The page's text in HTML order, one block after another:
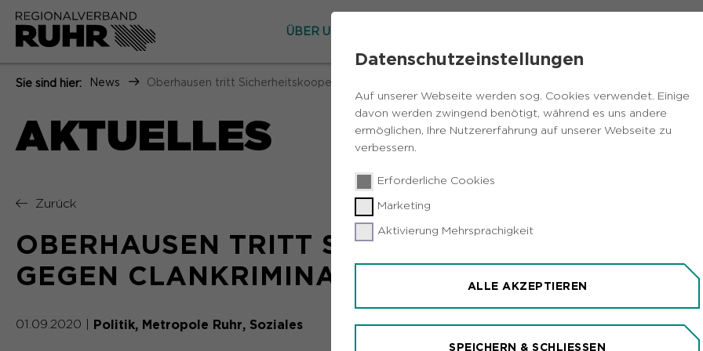
Datenschutzeinstellungen
Auf unserer Webseite werden sog. Cookies verwendet. Einige
davon werden zwingend benötigt, während es uns andere
ermöglichen, Ihre Nutzererfahrung auf unserer Webseite zu
verbessern.
Erforderliche Cookies
Marketing
Aktivierung Mehrsprachigkeit
ALLE AKZEPTIEREN
SPEICHERN & SCHLIESSEN
ÜBER UNS
Sie sind hier: News Oberhausen tritt Sicherheitskooperation gegen Clankriminalität bei
AKTUELLES
Zurück
OBERHAUSEN TRITT
GEGEN CLANKRIMINALITÄT BEI
01.09.2020 Politik Metropole Ruhr Soziales